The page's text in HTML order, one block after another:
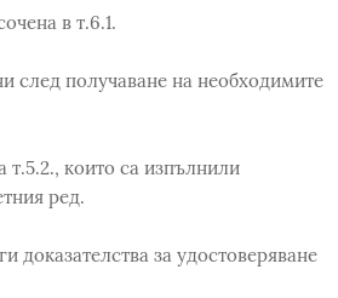
в т.6.1.
след получаване на необходимите
които са изпълнили
ред.
доказателства за удостоверяване